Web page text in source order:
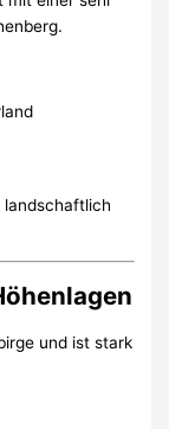
landschaftlich
und ist stark